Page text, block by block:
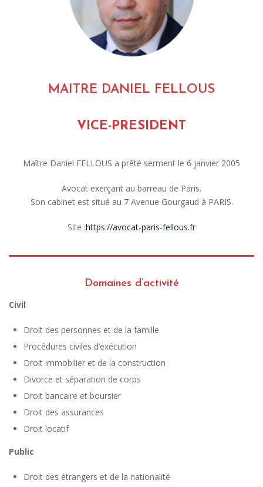
MAITRE DANIEL FELLOUS
VICE-PRESIDENT
Maître Daniel FELLOUS a prêté serment le 6 janvier 2005
Avocat exerçant au barreau de Paris.
Son cabinet est situé au 7 Avenue Gourgaud à PARIS.
Site :https://avocat-paris-fellous.fr
Domaines d’activité
Civil
Droit des personnes et de la famille
Procédures civiles d’exécution
Droit immobilier et de la construction
Divorce et séparation de corps
Droit bancaire et boursier
Droit des assurances
Droit locatif
Public
Droit des étrangers et de la nationalité